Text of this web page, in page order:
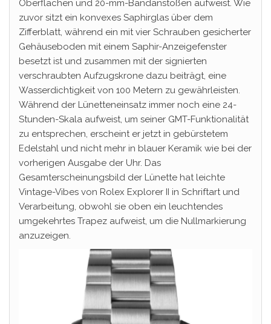
Oberflächen und 20-mm-Bandanstößen aufweist. Wie
zuvor sitzt ein konvexes Saphirglas über dem
Zifferblatt, während ein mit vier Schrauben gesicherter
Gehäuseboden mit einem Saphir-Anzeigefenster
besetzt ist und zusammen mit der signierten
verschraubten Aufzugskrone dazu beiträgt, eine
Wasserdichtigkeit von 100 Metern zu gewährleisten.
Während der Lünetteneinsatz immer noch eine 24-
Stunden-Skala aufweist, um seiner GMT-Funktionalität
zu entsprechen, erscheint er jetzt in gebürstetem
Edelstahl und nicht mehr in blauer Keramik wie bei der
vorherigen Ausgabe der Uhr. Das
Gesamterscheinungsbild der Lünette hat leichte
Vintage-Vibes von Rolex Explorer II in Schriftart und
Verarbeitung, obwohl sie oben ein leuchtendes
umgekehrtes Trapez aufweist, um die Nullmarkierung
anzuzeigen.